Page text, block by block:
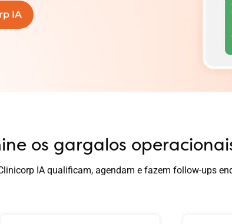
IA
os gargalos
IA qualificam, agendam e fazem follow-ups